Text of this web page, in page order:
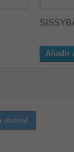
Añadir
review!